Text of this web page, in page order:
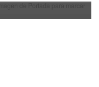
de Portada para marcar